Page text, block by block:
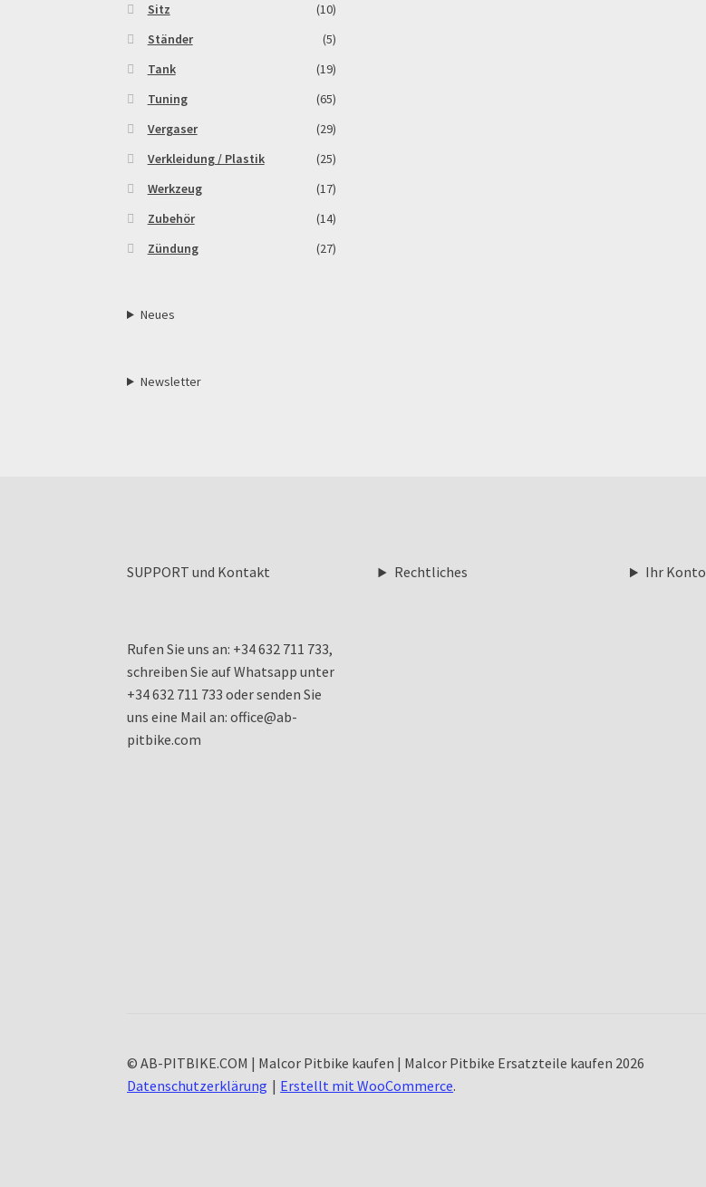
Sitz
(10)
Ständer
(5)
Tank
(19)
Tuning
(65)
Vergaser
(29)
Verkleidung / Plastik
(25)
Werkzeug
(17)
Zubehör
(14)
Zündung
(27)
Neues
Newsletter
SUPPORT und Kontakt
Rufen Sie uns an: +34 632 711 733,
schreiben Sie auf Whatsapp unter
+34 632 711 733 oder senden Sie
uns eine Mail an: office@ab-
pitbike.com
Rechtliches Ihr Konto
© AB-PITBIKE.COM | Malcor Pitbike kaufen | Malcor Pitbike Ersatzteile kaufen 2026
Datenschutzerklärung
Erstellt mit WooCommerce.